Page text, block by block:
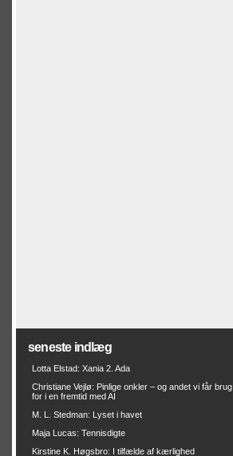
seneste indlæg
Lotta Elstad: Xania 2. Ada
Christiane Vejlø: Pinlige onkler – og andet vi får brug
for i en fremtid med AI
M. L. Stedman: Lyset i havet
Maja Lucas: Tennisdigte
Kirstine K. Høgsbro: I tilfælde af kærlighed